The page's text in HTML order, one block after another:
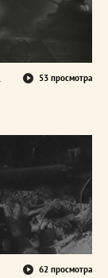
53 просмотра
62 просмотра